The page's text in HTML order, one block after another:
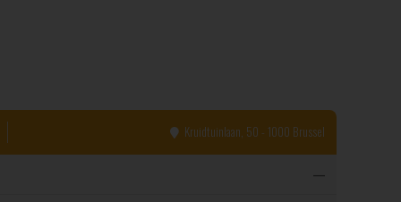
Kruidtuinlaan, 50 - 1000 Brussel
—